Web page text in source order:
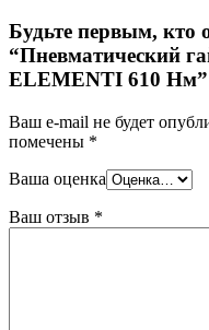
Будьте первым, кто
“Пневматический
ELEMENTI 610 Нм”
Ваш e-mail не будет
помечены *
Ваша оценка
Ваш отзыв *